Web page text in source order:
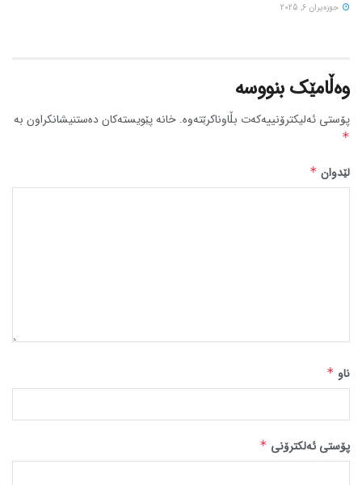
حوزه‌یران 6, 2025
وەڵامێک بنووسە
پۆستی ئەلیکترۆنییەکەت بڵاوناکرێتەوە. خانە پێویستەکان دەستنیشانکراون بە
*
لێدوان *
ناو *
پۆستی ئەلکترۆنی *